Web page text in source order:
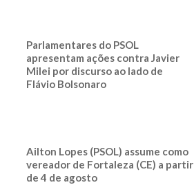
Parlamentares do PSOL
apresentam ações contra Javier
Milei por discurso ao lado de
Flávio Bolsonaro
Ailton Lopes (PSOL) assume como
vereador de Fortaleza (CE) a partir
de 4 de agosto